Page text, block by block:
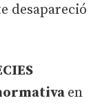
desapareció
en